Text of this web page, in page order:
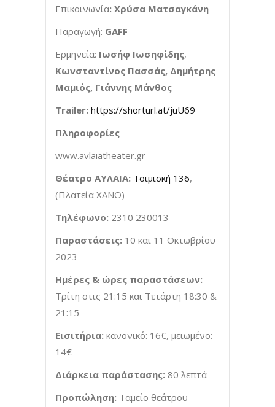
Επικοινωνία: Χρύσα Ματσαγκάνη
Παραγωγή: GAFF
Ερμηνεία: Ιωσήφ Ιωσηφίδης,
Κωνσταντίνος Πασσάς, Δημήτρης
Μαμιός, Γιάννης Μάνθος
Trailer: https://shorturl.at/juU69
Πληροφορίες
www.avlaiatheater.gr
Θέατρο ΑΥΛΑΙΑ: Τσιμισκή 136,
(Πλατεία ΧΑΝΘ)
Τηλέφωνο: 2310 230013
Παραστάσεις: 10 και 11 Οκτωβρίου
2023
Ημέρες & ώρες παραστάσεων:
Τρίτη στις 21:15 και Τετάρτη 18:30 &
21:15
Εισιτήρια: κανονικό: 16€, μειωμένο:
14€
Διάρκεια παράστασης: 80 λεπτά
Προπώληση: Ταμείο θεάτρου